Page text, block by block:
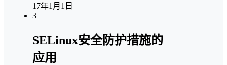
17年1月1日
3
SELinux安全防护措施的
应用